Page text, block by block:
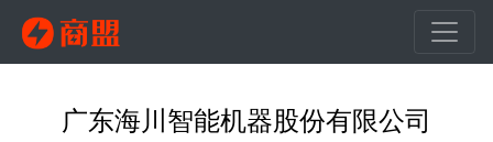
广东海川智能机器股份有限公司